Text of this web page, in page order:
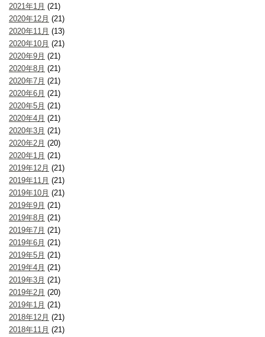
2021年1月 (21)
2020年12月 (21)
2020年11月 (13)
2020年10月 (21)
2020年9月 (21)
2020年8月 (21)
2020年7月 (21)
2020年6月 (21)
2020年5月 (21)
2020年4月 (21)
2020年3月 (21)
2020年2月 (20)
2020年1月 (21)
2019年12月 (21)
2019年11月 (21)
2019年10月 (21)
2019年9月 (21)
2019年8月 (21)
2019年7月 (21)
2019年6月 (21)
2019年5月 (21)
2019年4月 (21)
2019年3月 (21)
2019年2月 (20)
2019年1月 (21)
2018年12月 (21)
2018年11月 (21)